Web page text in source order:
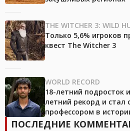
THE WITCHER 3: WILD
Только 5,6% игроков
квест The Witcher 3
WORLD RECORD
18-летний подросток
летний рекорд и
профессором в
ПОСЛЕДНИЕ